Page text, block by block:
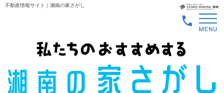
不動産情報サイト｜湘南の家さがし